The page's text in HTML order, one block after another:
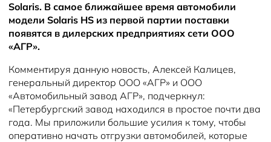
Solaris. В самое ближайшее время автомобили
модели Solaris HS из первой партии поставки
появятся в дилерских предприятиях сети ООО
«АГР».
Комментируя данную новость, Алексей Калицев,
генеральный директор ООО «АГР» и ООО
«Автомобильный завод АГР», подчеркнул:
«Петербургский завод находился в простое почти два
года. Мы приложили большие усилия к тому, чтобы
оперативно начать отгрузки автомобилей, которые